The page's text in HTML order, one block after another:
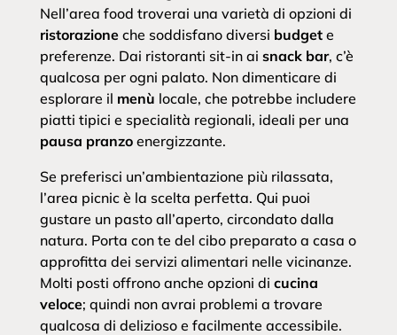
Nell’area food troverai una varietà di opzioni di
ristorazioneche soddisfano diversi budgete
preferenze. Dai ristoranti sit-in ai snack bar, c’è
qualcosa per ogni palato. Non dimenticare di
esplorare il menù locale, che potrebbe includere
piatti tipici e specialità regionali, ideali per una
pausa pranzoenergizzante.
Se preferisci un’ambientazione più rilassata,
l’area picnic è la scelta perfetta. Qui puoi
gustare un pasto all’aperto, circondato dalla
natura. Porta con te del cibo preparato a casa o
approfitta dei servizi alimentari nelle vicinanze.
Molti posti offrono anche opzioni di cucina
veloce; quindi non avrai problemi a trovare
qualcosa di delizioso e facilmente accessibile.